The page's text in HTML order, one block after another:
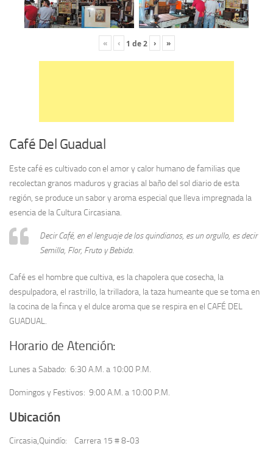
« ‹ 1 de2 › »
Café Del Guadual
Este café es cultivado con el amor y calor humano de familias que
recolectan granos maduros y gracias al baño del sol diario de esta
región, se produce un sabor y aroma especial que lleva impregnada la
esencia de la Cultura Circasiana.
Decir Café, en el lenguaje de los quindianos, es un orgullo, es decir
Semilla, Flor, Fruto y Bebida.
Café es el hombre que cultiva, es la chapolera que cosecha, la
despulpadora, el rastrillo, la trilladora, la taza humeante que se toma en
la cocina de la finca y el dulce aroma que se respira en el CAFÉ DEL
GUADUAL.
Horario de Atención:
Lunes a Sabado: 6:30 A.M. a 10:00 P.M.
Domingos y Festivos: 9:00 A.M. a 10:00 P.M.
Ubicación
Circasia,Quindío: Carrera 15 # 8-03